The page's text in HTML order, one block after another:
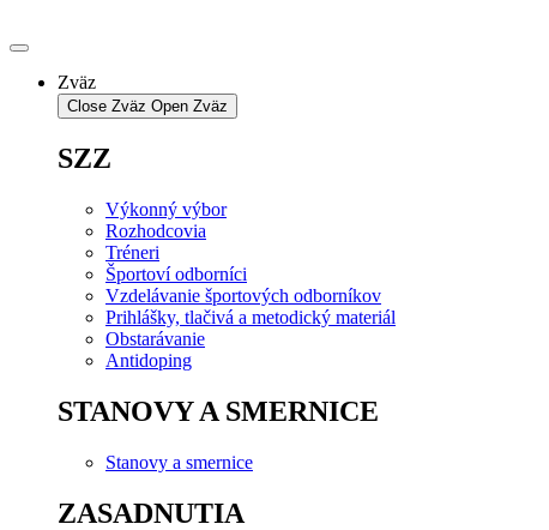
na
Zväz
Close Zväz Open Zväz
SZZ
Výkonný výbor
Rozhodcovia
Tréneri
Športoví odborníci
Vzdelávanie športových odborníkov
Prihlášky, tlačivá a metodický materiál
Obstarávanie
Antidoping
STANOVY A SMERNICE
Stanovy a smernice
ZASADNUTIA